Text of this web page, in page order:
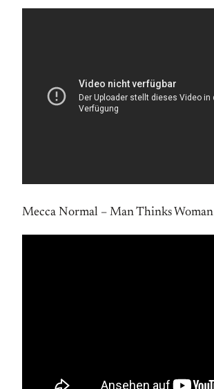
Mecca Normal – Man Thinks Woman